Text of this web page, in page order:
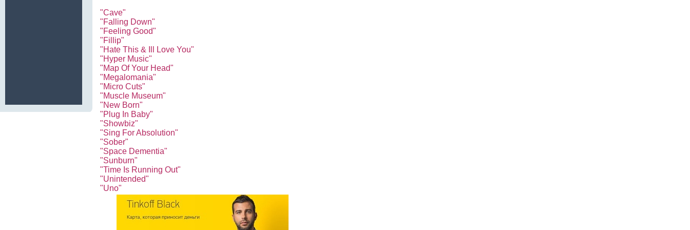
"Cave"
"Falling Down"
"Feeling Good"
"Fillip"
"Hate This & Ill Love You"
"Hyper Music"
"Map Of Your Head"
"Megalomania"
"Micro Cuts"
"Muscle Museum"
"New Born"
"Plug In Baby"
"Showbiz"
"Sing For Absolution"
"Sober"
"Space Dementia"
"Sunburn"
"Time Is Running Out"
"Unintended"
"Uno"